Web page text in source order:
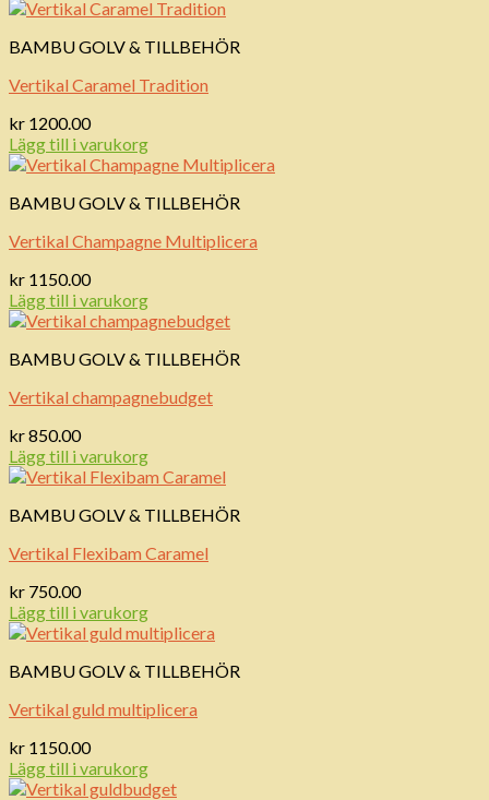
BAMBU GOLV & TILLBEHÖR
Vertikal Caramel Tradition
kr 1200.00
Lägg till i varukorg
BAMBU GOLV & TILLBEHÖR
Vertikal Champagne Multiplicera
kr 1150.00
Lägg till i varukorg
BAMBU GOLV & TILLBEHÖR
Vertikal champagnebudget
kr850.00
Lägg till i varukorg
BAMBU GOLV & TILLBEHÖR
Vertikal Flexibam Caramel
kr 750.00
Lägg till i varukorg
BAMBU GOLV & TILLBEHÖR
Vertikal guld multiplicera
kr 1150.00
Lägg till i varukorg